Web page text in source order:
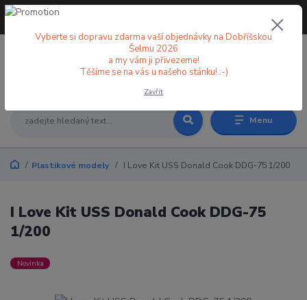
Menu
+420 773 998 582
Plastikové modely I Love Kit USS Donald Cook DDG-75 1/200
I Love Kit USS Donald Cook DDG-75
1/200
Novinka
Vyberte si dopravu zdarma vaší objednávky na Dobříšskou
Šelmu 2026
a my vám ji přivezeme!
Těšíme se na vás u našeho stánku! :-)
Zavřít